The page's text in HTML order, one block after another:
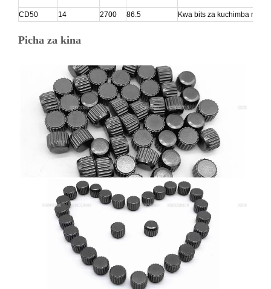
CD50 14 2700 86.5 Kwa bits za kuchimba
Picha za kina